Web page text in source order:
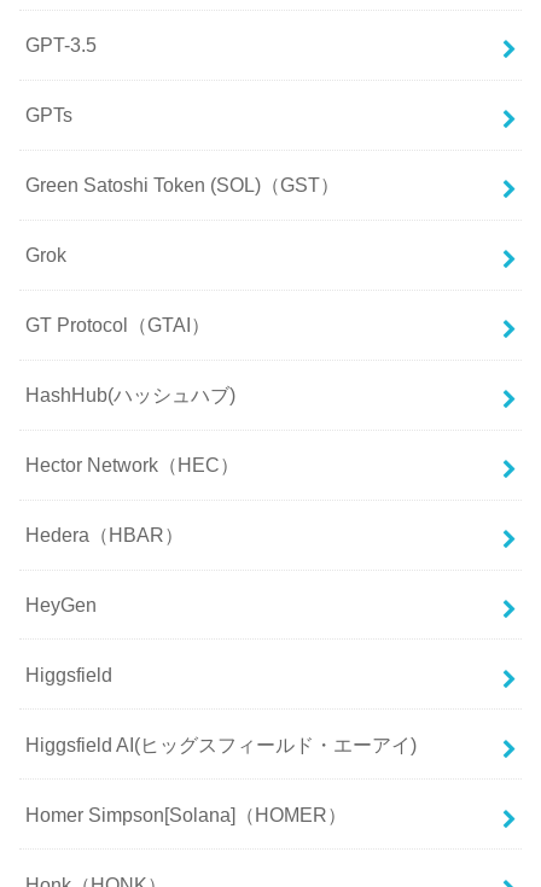
GPT-3.5
GPTs
Green Satoshi Token (SOL)（GST）
Grok
GT Protocol（GTAI）
HashHub(ハッシュハブ)
Hector Network（HEC）
Hedera（HBAR）
HeyGen
Higgsfield
Higgsfield AI(ヒッグスフィールド・エーアイ)
Homer Simpson[Solana]（HOMER）